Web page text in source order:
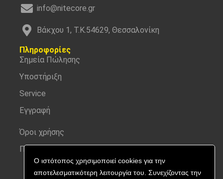
Ο ιστότοπος χρησιμοποιεί cookies για την
αποτελεσματικότερη λειτουργία του. Συνεχίζοντας την
info@nitecore.gr
Βάκχου 1, Τ.Κ.54629, Θεσσαλονίκη
Πληροφορίες
Σημεία Πώλησης
Υποστήριξη
Service
Εγγραφή
Όροι χρήσης
Προσωπικά δεδομένα